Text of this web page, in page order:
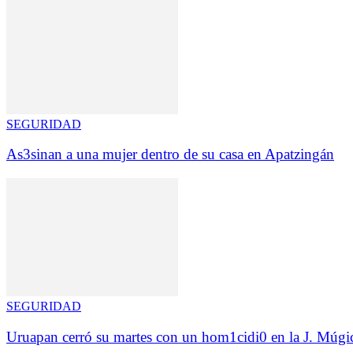
SEGURIDAD
As3sinan a una mujer dentro de su casa en Apatzingán
SEGURIDAD
Uruapan cerró su martes con un hom1cidi0 en la J.